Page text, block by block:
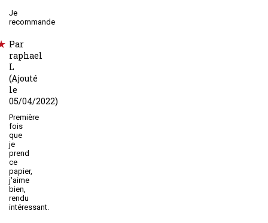
Je
recommande
Par
raphael
L
(Ajouté
le
05/04/2022)
Première
fois
que
je
prend
ce
papier,
j'aime
bien,
rendu
intéressant.